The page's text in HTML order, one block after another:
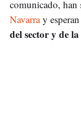
comunicado, han
Navarray
del sector y de